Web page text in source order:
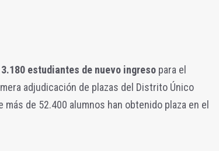
3.180 estudiantes de nuevo ingreso para el
adjudicación de plazas del Distrito Único
más de 52.400 alumnos han obtenido plaza en el